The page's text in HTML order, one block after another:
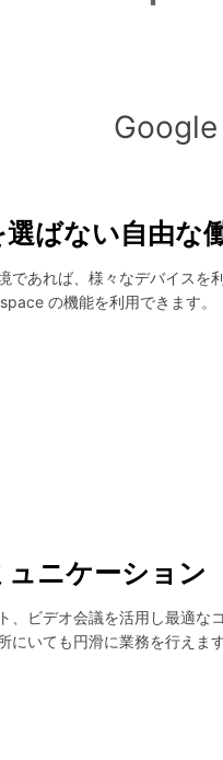
ばない自由な
であれば、様々なデバイスを
の機能を利用できます。
ニケーション
、ビデオ会議を活用し最適な
にいても円滑に業務を行えます